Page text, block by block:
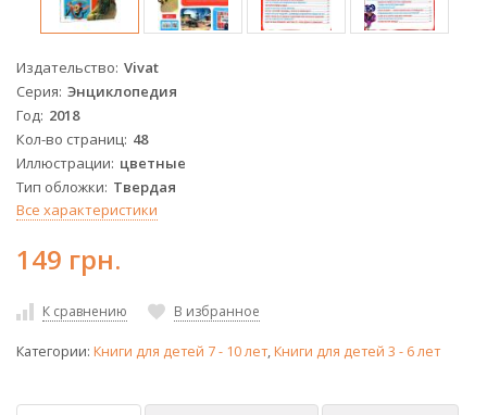
Издательство Vivat
Серия Энциклопедия
Год 2018
Кол-во страниц 48
Иллюстрации цветные
Тип обложки Твердая
Все характеристики
149 грн.
К сравнению В избранное
Категории: Книги для детей 7 - 10 лет,Книги для детей 3 - 6 лет